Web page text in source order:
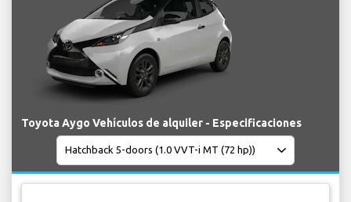
Toyota Aygo Vehículos de alquiler - Especificaciones